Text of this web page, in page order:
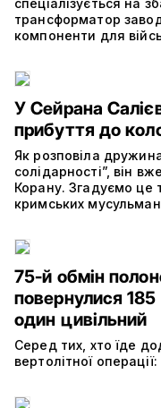
трансформатор
компоненти для
У Сейрана
прибуття до
Як розповіла
солідарності”, він
Корану. Згадуємо це
кримських мусульман
75-й обмін
повернулися
один цивільний
Серед тих, хто їде
вертолітної